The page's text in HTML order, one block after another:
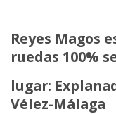
Reyes Magos
ruedas 100%
lugar:
Vélez-Málaga